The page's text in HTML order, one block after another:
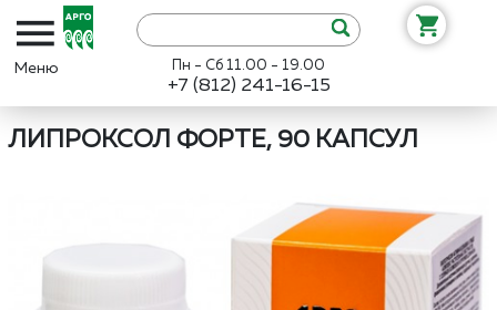
Пн - Сб 11.00 - 19.00
+7 (812) 241-16-15
ЛИПРОКСОЛ ФОРТЕ, 90 КАПСУЛ